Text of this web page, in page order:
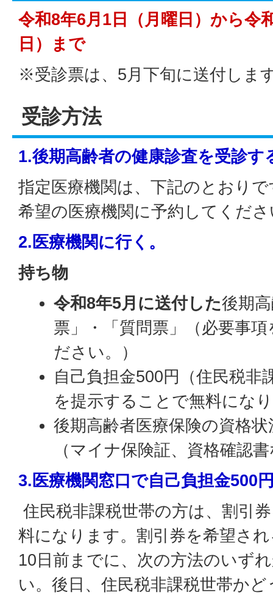
令和8年6月1日（月曜日）から令
日）まで
※受診票は、5月下旬に送付しま
受診方法
1.後期高齢者の健康診査を受診す
指定医療機関は、下記のとおり
希望の医療機関に予約してくだ
2.医療機関に行く。
持ち物
令和8年5月に送付した後期
票」・「質問票」（必要事
ださい。）
自己負担金500円（住民税非
を提示することで無料にな
後期高齢者医療保険の資格
（マイナ保険証、資格確認
3.医療機関窓口で自己負担金500
住民税非課税世帯の方は、割引
料になります。割引券を希望さ
10日前までに、次の方法のいず
い。後日、住民税非課税世帯か